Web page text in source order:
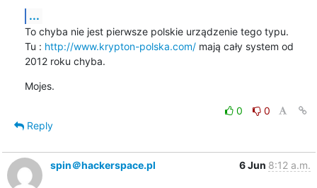
...
To chyba nie jest pierwsze polskie urządzenie tego typu.
Tu : http://www.krypton-polska.com/ mają cały system od
2012 roku chyba.
Mojes.
0
0
Reply
spin＠hackerspace.pl 6 Jun 8:12 a.m.